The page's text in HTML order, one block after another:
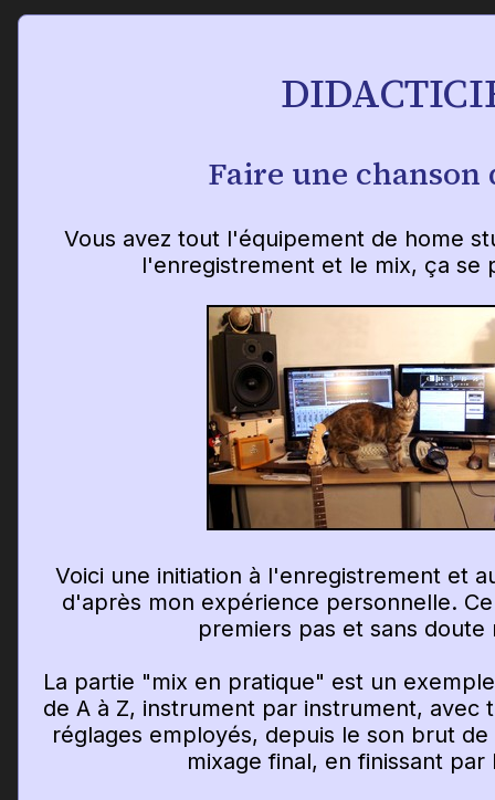
Faire une chanson
Vous avez tout l'équipement de home
l'enregistrement et le mix, ça se
Voici une initiation à l'enregistrement et
d'après mon expérience personnelle.
premiers pas et sans doute
La partie "mix en pratique" est un
de A à Z, instrument par instrument, avec
réglages employés, depuis le son brut
mixage final, en finissant par